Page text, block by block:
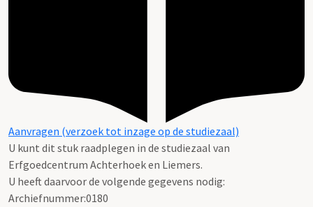
Aanvragen (verzoek tot inzage op de studiezaal)
U kunt dit stuk raadplegen in de studiezaal van
Erfgoedcentrum Achterhoek en Liemers.
U heeft daarvoor de volgende gegevens nodig:
Archiefnummer:0180